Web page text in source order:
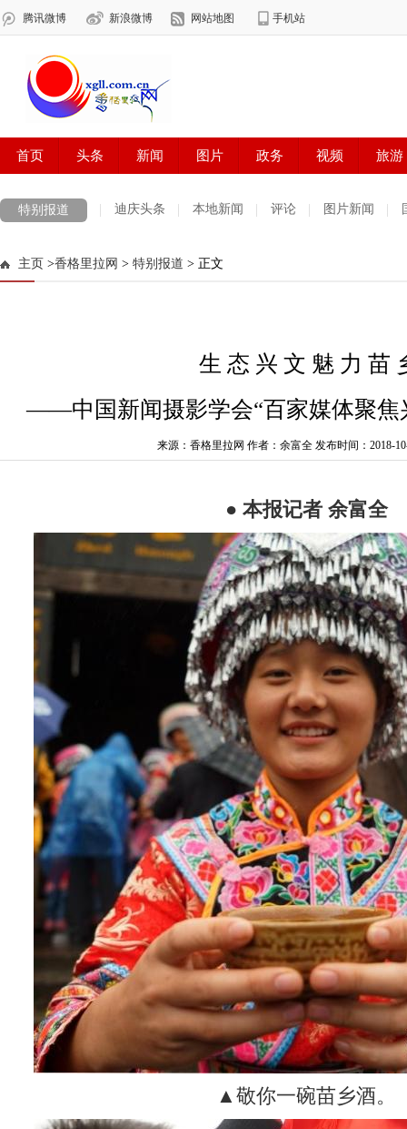
特别报道 迪庆头条 本地新闻 评论 图片新闻
主页 >香格里拉网 > 特别报道 > 正文
生 态 兴 文 魅 力 苗
——中国新闻摄影学会“百家媒体聚焦
来源：香格里拉网 作者：余富全 发布时间：2018-
● 本报记者 余富全
▲敬你一碗苗乡酒。